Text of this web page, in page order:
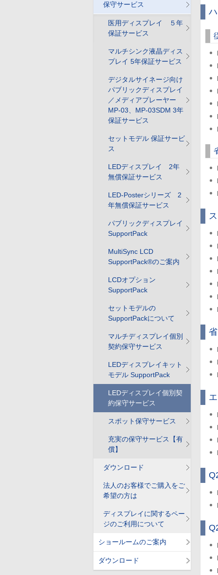
保守サービス
医用ディスプレイ ５年
保証サービス
マルチシンク液晶ディス
プレイ 5年保証サービス
デジタルサイネージ向け
パブリックディスプレイ
／メディアプレーヤー
MP-03、MP-03SDM 3年
保証サービス
セットモデル 保証サービ
ス
LEDディスプレイ 2年
無償保証サービス
LED-Posterシリーズ 2
年無償保証サービス
パブリックディスプレイ
SupportPack
MultiSync LCD
SupportPack®のご案内
LCDオプション
SupportPack
セットモデルの
SupportPackについて
マルチディスプレイ個別
契約保守サービス
LEDディスプレイキット
モデル SupportPack
LEDディスプレイ個別契
約保守サービス
スポット保守サービス
充実の保守サービス【有
償】
ダウンロード
法人のお客様でご購入をご
希望の方は
ディスプレイに関するペー
ジのご利用について
ショールームのご案内
ダウンロード